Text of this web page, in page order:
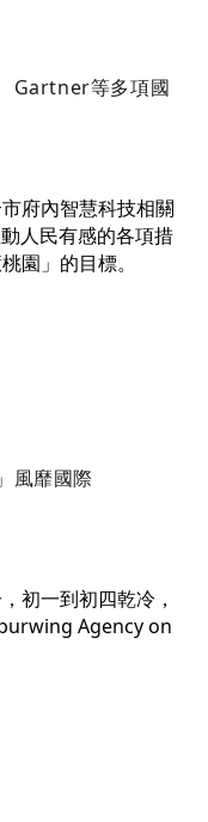
Gartner等多項國
風靡國際